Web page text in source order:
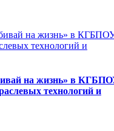
на жизнь» в
технологий и